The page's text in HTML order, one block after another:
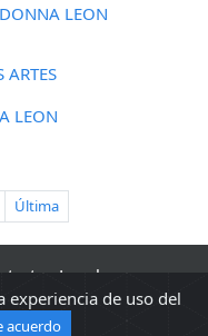
DONNA LEON
ARTES
LEON
Última
experiencia de uso del
acuerdo
Legal
s2 0.0440